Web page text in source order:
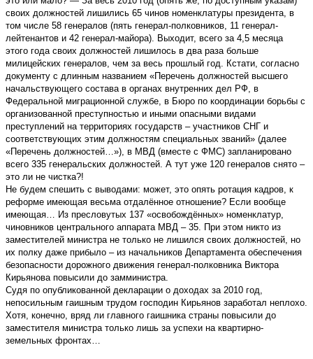
своих должностей лишились 65 чинов номенклатуры президента, в
том числе 58 генералов (пять генерал-полковников, 11 генерал-
лейтенантов и 42 генерал-майора). Выходит, всего за 4,5 месяца
этого года своих должностей лишилось в два раза больше
милицейских генералов, чем за весь прошлый год. Кстати, согласно
документу с длинным названием «Перечень должностей высшего
начальствующего состава в органах внутренних дел РФ, в
Федеральной миграционной службе, в Бюро по координации борьбы с
организованной преступностью и иными опасными видами
преступлений на территориях государств – участников СНГ и
соответствующих этим должностям специальных званий» (далее
«Перечень должностей…»), в МВД (вместе с ФМС) запланировано
всего 335 генеральских должностей. А тут уже 120 генералов снято –
это ли не чистка?!
Не будем спешить с выводами: может, это опять ротация кадров, к
реформе имеющая весьма отдалённое отношение? Если вообще
имеющая… Из пресловутых 137 «освобождённых» номенклатур,
чиновников центрального аппарата МВД – 35. При этом никто из
заместителей министра не только не лишился своих должностей, но
их полку даже прибыло – из начальников Департамента обеспечения
безопасности дорожного движения генерал-полковника Виктора
Кирьянова повысили до замминистра.
Судя по опубликованной декларации о доходах за 2010 год,
непосильным гаишным трудом господин Кирьянов заработал неплохо.
Хотя, конечно, вряд ли главного гаишника страны повысили до
заместителя министра только лишь за успехи на квартирно-
земельных фронтах…